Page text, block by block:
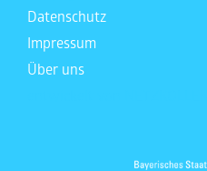
Datenschutz
Impressum
Über uns